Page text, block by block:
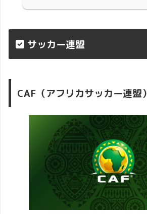
サッカー連盟
CAF（アフリカサッカー連盟）